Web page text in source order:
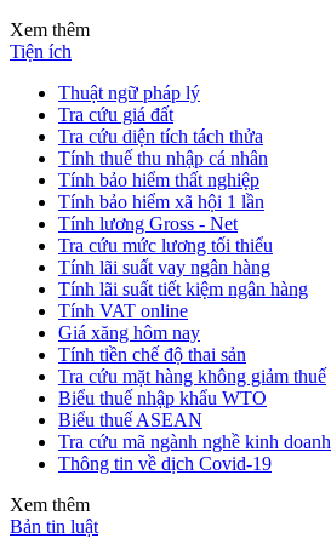
Xem thêm
Tiện ích
Thuật ngữ pháp lý
Tra cứu giá đất
Tra cứu diện tích tách thửa
Tính thuế thu nhập cá nhân
Tính bảo hiểm thất nghiệp
Tính bảo hiểm xã hội 1 lần
Tính lương Gross - Net
Tra cứu mức lương tối thiểu
Tính lãi suất vay ngân hàng
Tính lãi suất tiết kiệm ngân hàng
Tính VAT online
Giá xăng hôm nay
Tính tiền chế độ thai sản
Tra cứu mặt hàng không giảm thuế
Biểu thuế nhập khẩu WTO
Biểu thuế ASEAN
Tra cứu mã ngành nghề kinh doanh
Thông tin về dịch Covid-19
Xem thêm
Bản tin luật